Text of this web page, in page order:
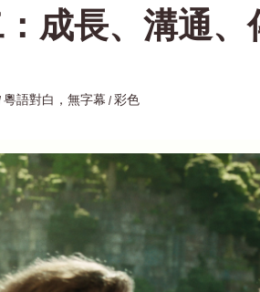
：成長、溝通
/ 粵語對白，無字幕 / 彩色